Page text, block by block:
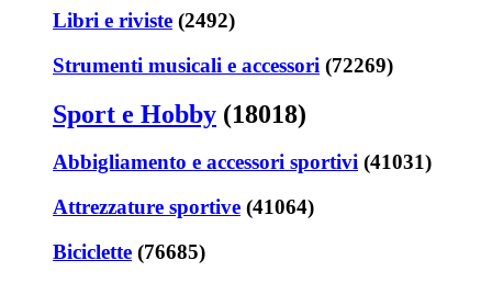
Libri e riviste (2492)
Strumenti musicali e accessori (72269)
Sport e Hobby (18018)
Abbigliamento e accessori sportivi (41031)
Attrezzature sportive (41064)
Biciclette (76685)